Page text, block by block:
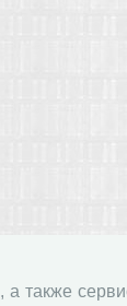
, а также